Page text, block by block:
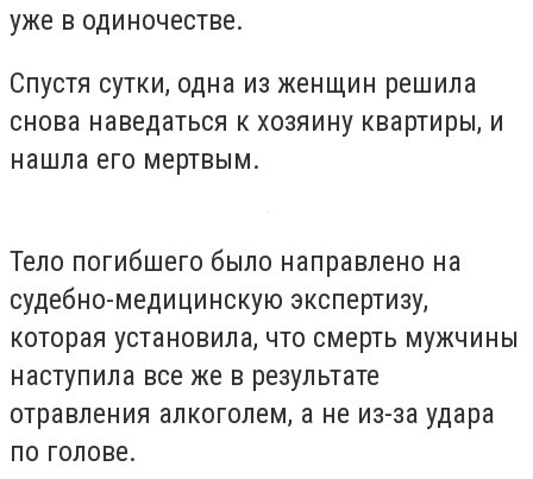
уже в одиночестве.
Спустя сутки, одна из женщин решила
снова наведаться к хозяину квартиры, и
нашла его мертвым.
Тело погибшего было направлено на
судебно-медицинскую экспертизу,
которая установила, что смерть мужчины
наступила все же в результате
отравления алкоголем, а не из-за удара
по голове.